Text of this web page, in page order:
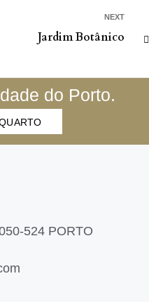
NEXT
Jardim Botânico
do Porto.
524 PORTO